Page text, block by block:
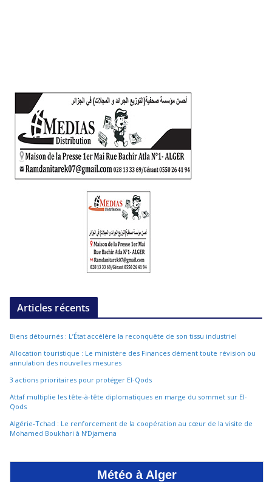
Articles récents
Biens détournés : L’État accélère la reconquête de son tissu industriel
Allocation touristique : Le ministère des Finances dément toute révision ou
annulation des nouvelles mesures
3 actions prioritaires pour protéger El-Qods
Attaf multiplie les tête-à-tête diplomatiques en marge du sommet sur El-
Qods
Algérie-Tchad : Le renforcement de la coopération au cœur de la visite de
Mohamed Boukhari à N’Djamena
Météo à Alger